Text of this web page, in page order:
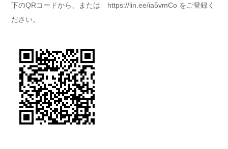
下のQRコードから、または https://lin.ee/ia5vmCo をご登録く
ださい。